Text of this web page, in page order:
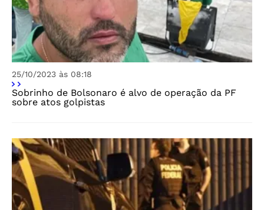
25/10/2023 às 08:18
Sobrinho de Bolsonaro é alvo de operação da PF
sobre atos golpistas